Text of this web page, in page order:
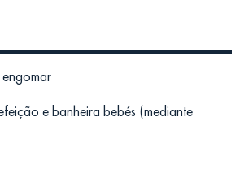
e banheira bebés (mediante